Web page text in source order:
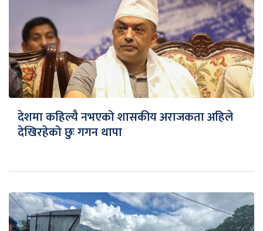
देशमा कहिल्यै नभएको शासकीय अराजकता अहिले
देखिरहेको छुः गगन थापा